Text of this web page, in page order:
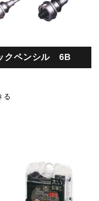
クペンシル 6B
る